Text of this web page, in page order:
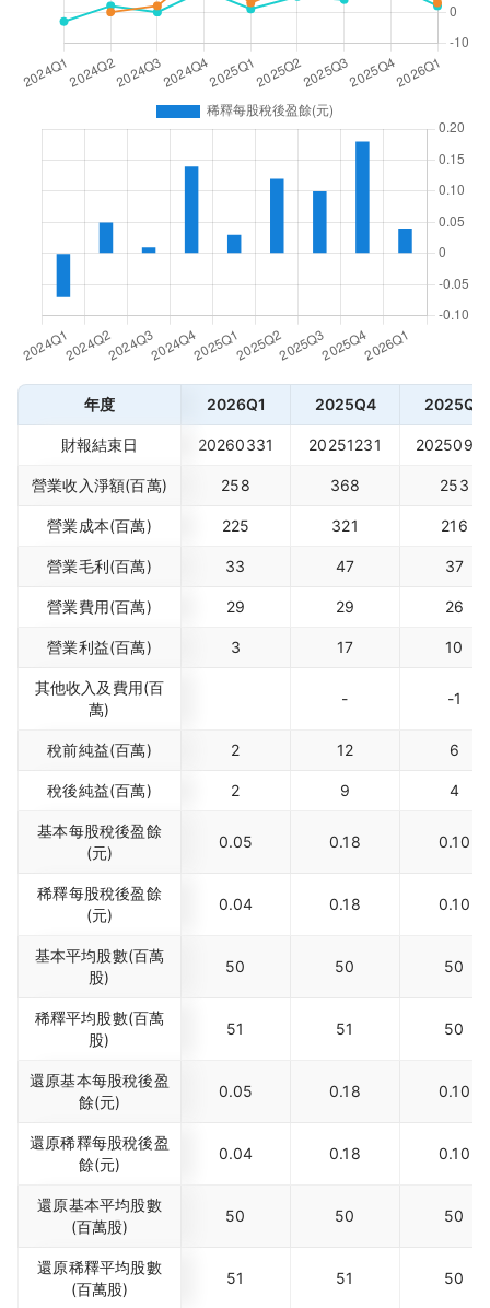
年度 2026Q1 2025Q4 2025Q3
財報結束日 20260331 20251231
營業收入淨額(百萬) 258 368 253
營業成本(百萬) 225 321 216
營業毛利(百萬) 33 47 37
營業費用(百萬) 29 29 26
營業利益(百萬) 3 17 10
其他收入及費用(百
萬)
- -1
稅前純益(百萬) 2 12 6
稅後純益(百萬) 2 9 4
基本每股稅後盈餘
(元)
0.05 0.18 0.10
稀釋每股稅後盈餘
(元)
0.04 0.18 0.10
基本平均股數(百萬
股)
50 50 50
稀釋平均股數(百萬
股)
51 51 50
還原基本每股稅後盈
餘(元)
0.05 0.18 0.10
還原稀釋每股稅後盈
餘(元)
0.04 0.18 0.10
還原基本平均股數
(百萬股)
50 50 50
還原稀釋平均股數
(百萬股)
51 51 50